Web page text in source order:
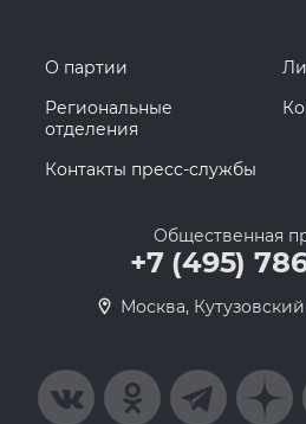
О партии
Региональные
отделения
Контакты пресс-службы
Общественная
+7 (495)
Москва,